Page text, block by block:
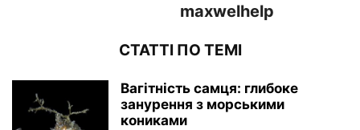
maxwelhelp
СТАТТІ ПО ТЕМІ
Вагітність самця: глибоке
занурення з морськими
кониками